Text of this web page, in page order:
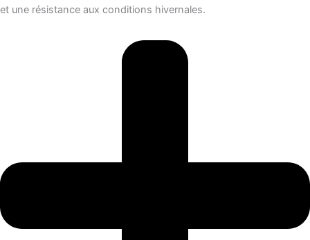
et une résistance aux conditions hivernales.